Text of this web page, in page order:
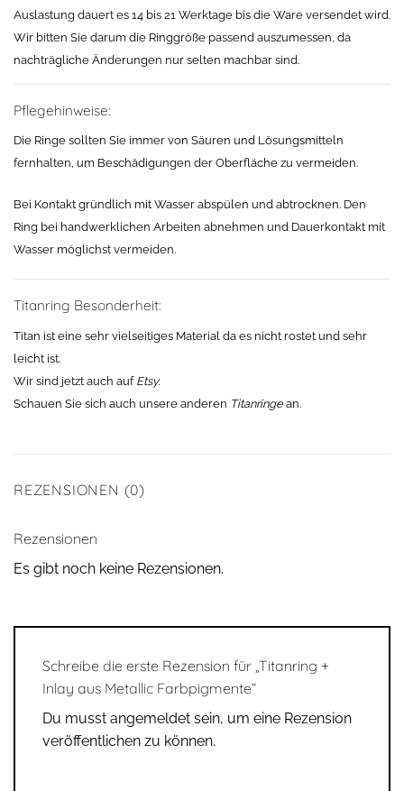
Auslastung dauert es 14 bis 21 Werktage bis die Ware versendet wird.
Wir bitten Sie darum die Ringgröße passend auszumessen, da
nachträgliche Änderungen nur selten machbar sind.
Pflegehinweise:
Die Ringe sollten Sie immer von Säuren und Lösungsmitteln
fernhalten, um Beschädigungen der Oberfläche zu vermeiden.
Bei Kontakt gründlich mit Wasser abspülen und abtrocknen. Den
Ring bei handwerklichen Arbeiten abnehmen und Dauerkontakt mit
Wasser möglichst vermeiden.
Titanring Besonderheit:
Titan ist eine sehr vielseitiges Material da es nicht rostet und sehr
leicht ist.
Wir sind jetzt auch auf Etsy.
Schauen Sie sich auch unsere anderen Titanringe an.
REZENSIONEN (0)
Rezensionen
Es gibt noch keine Rezensionen.
Schreibe die erste Rezension für „Titanring +
Inlay aus Metallic Farbpigmente“
Du musst angemeldet sein, um eine Rezension
veröffentlichen zu können.